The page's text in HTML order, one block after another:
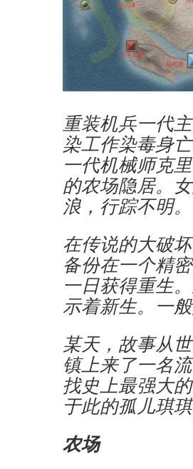
重装机兵一代
染工作染毒身
一代机械师克
的农场隐居。
浪，行踪不明。
在传说的大破
备份在一个精
一日获得重生
示着新生。一
某天，故事从
镇上来了一名
找史上最强大
于此的孤儿琪
农场